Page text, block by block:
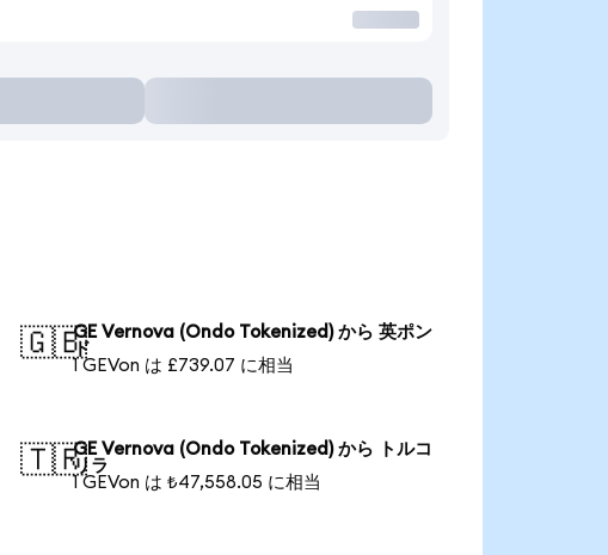
🇬🇧GE Vernova (Ondo Tokenized) から 英ポン
ド
1 GEVon は £739.07 に相当
🇹🇷GE Vernova (Ondo Tokenized) から トルコ
リラ
1 GEVon は ₺47,558.05 に相当